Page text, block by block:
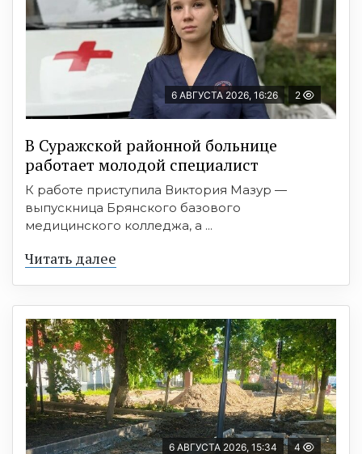
6 АВГУСТА 2026, 16:26 2
В Суражской районной больнице
работает молодой специалист
К работе приступила Виктория Мазур —
выпускница Брянского базового
медицинского колледжа, а ...
Читать далее
6 АВГУСТА 2026, 15:34 4